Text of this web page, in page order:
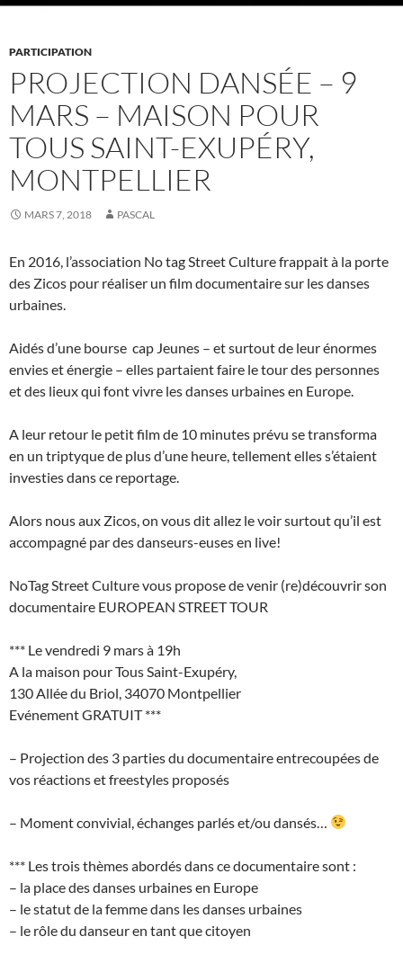
PARTICIPATION
PROJECTION DANSÉE – 9
MARS – MAISON POUR
TOUS SAINT-EXUPÉRY,
MONTPELLIER
MARS 7, 2018 PASCAL
En 2016, l’association No tag Street Culture frappait à la porte
des Zicos pour réaliser un film documentaire sur les danses
urbaines.
Aidés d’une bourse cap Jeunes – et surtout de leur énormes
envies et énergie – elles partaient faire le tour des personnes
et des lieux qui font vivre les danses urbaines en Europe.
A leur retour le petit film de 10 minutes prévu se transforma
en un triptyque de plus d’une heure, tellement elles s’étaient
investies dans ce reportage.
Alors nous aux Zicos, on vous dit allez le voir surtout qu’il est
accompagné par des danseurs-euses en live!
NoTag Street Culture vous propose de venir (re)découvrir son
documentaire EUROPEAN STREET TOUR
*** Le vendredi 9 mars à 19h
A la maison pour Tous Saint-Exupéry,
130 Allée du Briol, 34070 Montpellier
Evénement GRATUIT ***
– Projection des 3 parties du documentaire entrecoupées de
vos réactions et freestyles proposés
– Moment convivial, échanges parlés et/ou dansés…
*** Les trois thèmes abordés dans ce documentaire sont :
– la place des danses urbaines en Europe
– le statut de la femme dans les danses urbaines
– le rôle du danseur en tant que citoyen